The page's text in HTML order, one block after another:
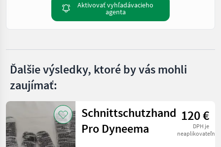
Aktivovať vyhľadávacieho
agenta
Ďalšie výsledky, ktoré by vás mohli
zaujímať:
Schnittschutzhandschuhe
Pro Dyneema
120 €
DPH je
neaplikovateľné